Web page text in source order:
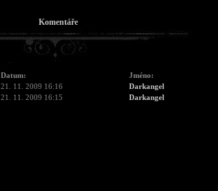
Komentáře
Datum:
Jméno:
21. 11. 2009 16:16
Darkangel
21. 11. 2009 16:15 Darkangel